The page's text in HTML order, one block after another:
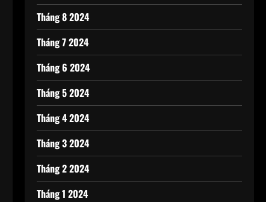
Tháng 8 2024
Tháng 7 2024
Tháng 6 2024
Tháng 5 2024
Tháng 4 2024
Tháng 3 2024
Tháng 2 2024
Tháng 1 2024